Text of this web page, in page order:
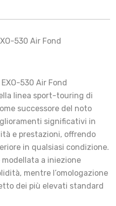
530 Air Fond
530 Air Fond
linea sport-touring di
successore del noto
significativi in
e prestazioni, offrendo
in qualsiasi condizione.
a iniezione
mentre l’omologazione
dei più elevati standard